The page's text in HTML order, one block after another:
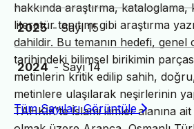
hakkında araştırma,
literatür tanıtımı gibi araştırma
dahildir. Bu temanın hedefi, genel
tarihindeki bilimsel birikimin
metinlerin kritik edilip sahih,
metinlere ulaşılarak neşirlerinin
TAHKİK’te İslami ilimler alanına
2025 - Sayı 15
2024 - Sayı 14
Tüm Sayıları Görüntüle